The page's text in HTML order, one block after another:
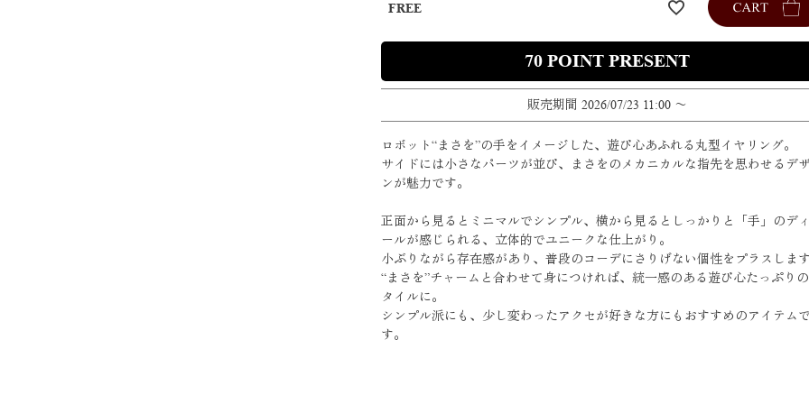
FREE
70
販売期間 2026/07/23 11:00 〜
ロボット“まさを”の手をイメージした、遊び心あふれる丸型イヤリング。
サイドには小さなパーツが並び、まさをのメカニカルな指先を思わせるデ
ンが魅力です。
正面から見るとミニマルでシンプル、横から見るとしっかりと「手」のデ
ールが感じられる、立体的でユニークな仕上がり。
小ぶりながら存在感があり、普段のコーデにさりげない個性をプラスします
“まさを”チャームと合わせて身につければ、統一感のある遊び心たっぷり
タイルに。
シンプル派にも、少し変わったアクセが好きな方にもおすすめのアイテムで
す。